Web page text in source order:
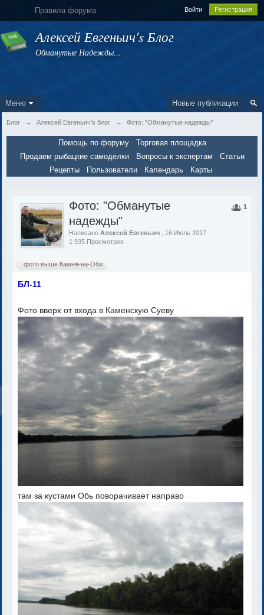
Правила форума Войти Регистрация
Алексей Евгеньич's Блог
Обманутые Надежды...
Новые публикации
Меню
Блог → Алексей Евгеньич's блог → Фото: "Обманутые надежды"
Помощь по форуму
Торговая площадка
Продаем рыбацкие самоделки
Вопросы к экспертам
Статьи
Рецепты
Пользователи Календарь Карты
1
Фото: "Обманутые
надежды"
НаписаноАлексей Евгеньич
, 16 Июль 2017 ·
1 935 Просмотров
фото выше Камня-на-Оби
БЛ-11
Фото вверх от входа в Каменскую Суеву
там за кустами Обь поворачивает направо